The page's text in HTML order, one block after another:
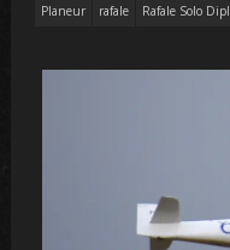
Planeur
rafale Rafale Solo